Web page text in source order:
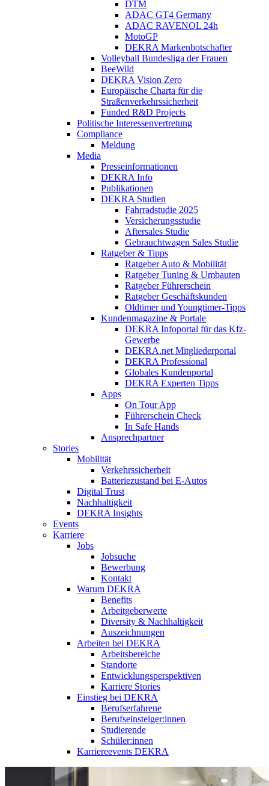
DTM
ADAC GT4 Germany
ADAC RAVENOL 24h
MotoGP
DEKRA Markenbotschafter
Volleyball Bundesliga der Frauen
BeeWild
DEKRA Vision Zero
Europäische Charta für die
Straßenverkehrssicherheit
Funded R&D Projects
Politische Interessenvertretung
Compliance
Meldung
Media
Presseinformationen
DEKRA Info
Publikationen
DEKRA Studien
Fahrradstudie 2025
Versicherungsstudie
Aftersales Studie
Gebrauchtwagen Sales Studie
Ratgeber & Tipps
Ratgeber Auto & Mobilität
Ratgeber Tuning & Umbauten
Ratgeber Führerschein
Ratgeber Geschäftskunden
Oldtimer und Youngtimer-Tipps
Kundenmagazine & Portale
DEKRA Infoportal für das Kfz-
Gewerbe
DEKRA.net Mitgliederportal
DEKRA Professional
Globales Kundenportal
DEKRA Experten Tipps
Apps
On Tour App
Führerschein Check
In Safe Hands
Ansprechpartner
Stories
Mobilität
Verkehrssicherheit
Batteriezustand bei E-Autos
Digital Trust
Nachhaltigkeit
DEKRA Insights
Events
Karriere
Jobs
Jobsuche
Bewerbung
Kontakt
Warum DEKRA
Benefits
Arbeitgeberwerte
Diversity & Nachhaltigkeit
Auszeichnungen
Arbeiten bei DEKRA
Arbeitsbereiche
Standorte
Entwicklungsperspektiven
Karriere Stories
Einstieg bei DEKRA
Berufserfahrene
Berufseinsteiger:innen
Studierende
Schüler:innen
Karriereevents DEKRA